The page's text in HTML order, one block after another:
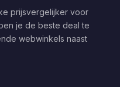
prijsvergelijker voor
je de beste deal te
webwinkels naast